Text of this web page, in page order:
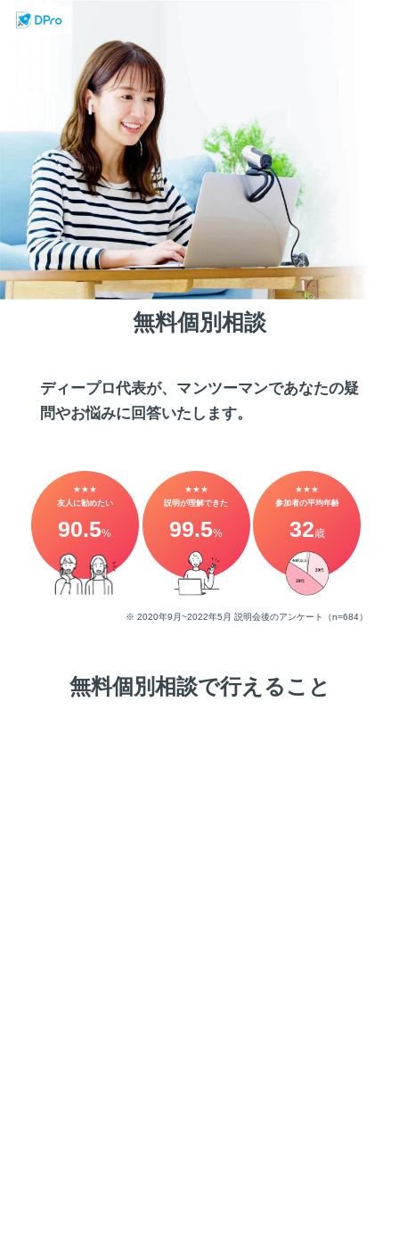
無料個別相談
ディープロ代表が、マンツーマンであなたの疑
問やお悩みに回答いたします。
★★★
友人に勧めたい
90.5%
★★★
説明が理解できた
99.5%
★★★
参加者の平均年齢
32歳
※ 2020年9月~2022年5月 説明会後のアンケート（n=684）
無料個別相談で行えること